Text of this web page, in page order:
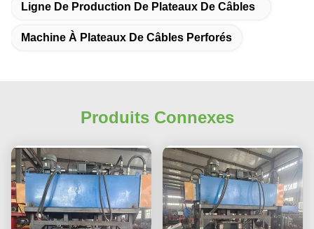
Ligne De Production De Plateaux De Câbles
Machine À Plateaux De Câbles Perforés
Produits Connexes